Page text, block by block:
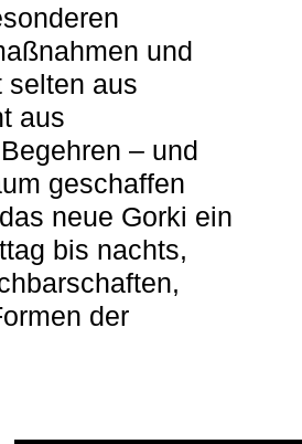
und
selten aus
aus
– und
geschaffen
neue Gorki ein
bis nachts,
der